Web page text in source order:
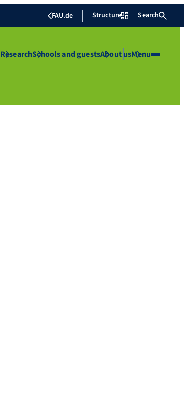
FAU.de Structure Search
ResearchSchools and guestsAbout usMenu